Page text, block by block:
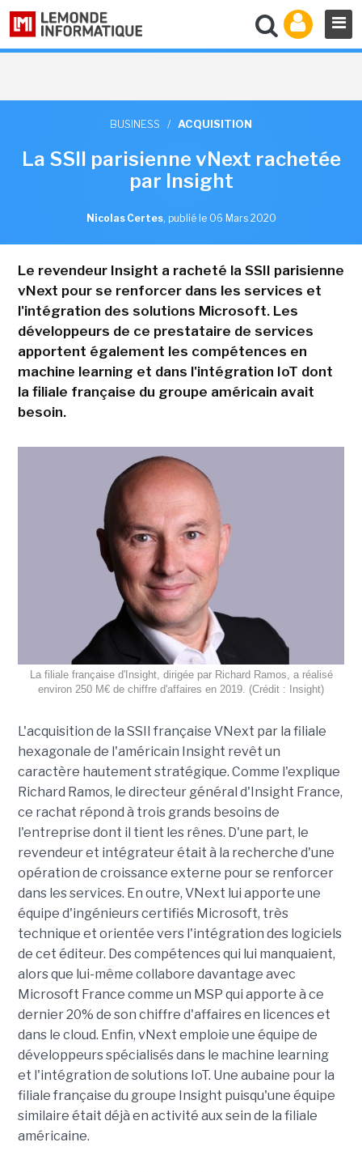
BUSINESS / ACQUISITION
La SSII parisienne vNext rachetée
par Insight
Nicolas Certes, publié le 06 Mars 2020
Le revendeur Insight a racheté la SSII parisienne
vNext pour se renforcer dans les services et
l'intégration des solutions Microsoft. Les
développeurs de ce prestataire de services
apportent également les compétences en
machine learning et dans l'intégration IoT dont
la filiale française du groupe américain avait
besoin.
La filiale française d'Insight, dirigée par Richard Ramos, a réalisé
environ 250 M€ de chiffre d'affaires en 2019. (Crédit : Insight)
L'acquisition de la SSII française VNext par la filiale
hexagonale de l'américain Insight revêt un
caractère hautement stratégique. Comme l'explique
Richard Ramos, le directeur général d'Insight France,
ce rachat répond à trois grands besoins de
l'entreprise dont il tient les rênes. D'une part, le
revendeur et intégrateur était à la recherche d'une
opération de croissance externe pour se renforcer
dans les services. En outre, VNext lui apporte une
équipe d'ingénieurs certifiés Microsoft, très
technique et orientée vers l'intégration des logiciels
de cet éditeur. Des compétences qui lui manquaient,
alors que lui-même collabore davantage avec
Microsoft France comme un MSP qui apporte à ce
dernier 20% de son chiffre d'affaires en licences et
dans le cloud. Enfin, vNext emploie une équipe de
développeurs spécialisés dans le machine learning
et l'intégration de solutions IoT. Une aubaine pour la
filiale française du groupe Insight puisqu'une équipe
similaire était déjà en activité aux sein de la filiale
américaine.